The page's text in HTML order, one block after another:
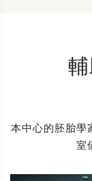
本中心的胚胎學
室